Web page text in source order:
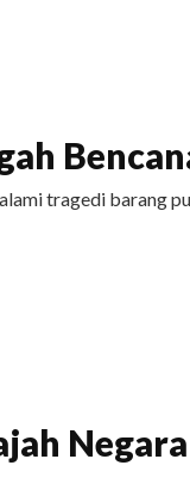
tragedi barang
Negara